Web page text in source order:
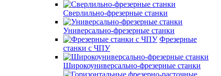
Сверлильно-фрезерные станки
Универсально-фрезерные станки
Фрезерные
станки с ЧПУ
Широкоуниверсально-фрезерные станки